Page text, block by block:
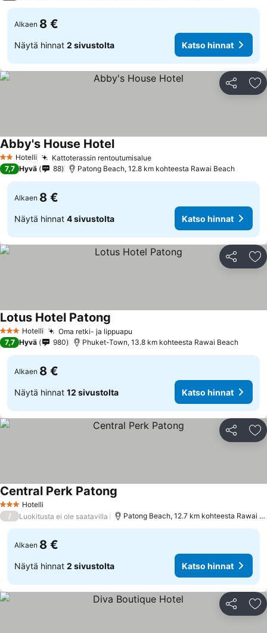
Alkaen 8 €
Näytä hinnat 2 sivustolta Katso hinnat
Jaa
2 Tähtiluokitus
Hotelli Kattoterassin rentoutumisalue
Abby's House Hotel
7,7 Hyvä 88 Patong Beach, 12.8 km kohteesta Rawai Beach
Alkaen 8 €
Näytä hinnat 4 sivustolta Katso hinnat
Jaa
3 Tähtiluokitus
Hotelli Oma retki- ja lippuapu
Lotus Hotel Patong
7,7 Hyvä 980 Phuket-Town, 13.8 km kohteesta Rawai Beach
Alkaen 8 €
Näytä hinnat 12 sivustolta Katso hinnat
Jaa
3 Tähtiluokitus
Hotelli
Central Perk Patong
/ Luokitusta ei ole saatavilla Patong Beach, 12.7 km kohteesta Rawai Beach
Alkaen 8 €
Näytä hinnat 2 sivustolta Katso hinnat
Jaa